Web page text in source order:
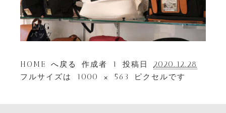
HOME へ戻る 作成者 1 投稿日
2020.12.28
フルサイズは 1000 × 563 ピクセルです